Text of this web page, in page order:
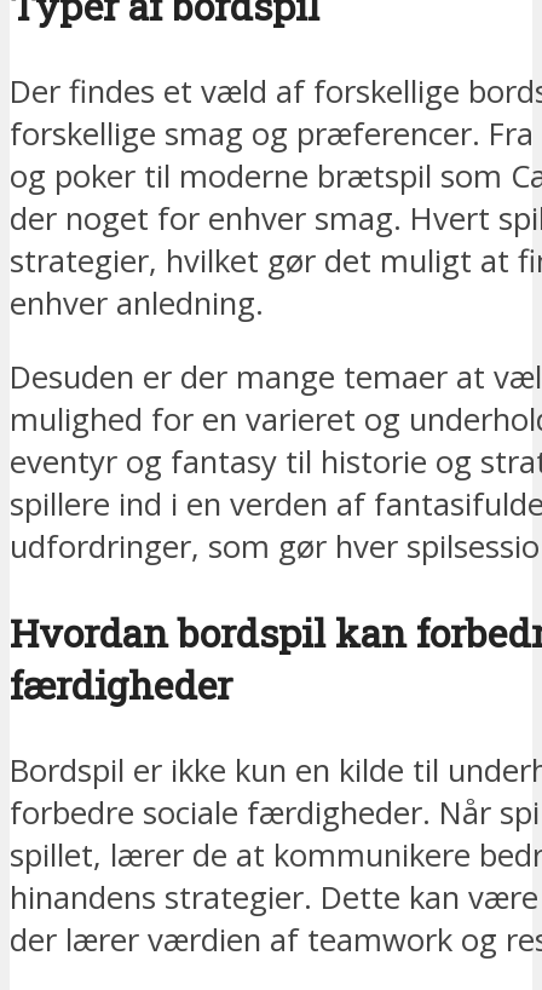
Der findes et væld af forskellige
forskellige smag og præferencer. Fra
og poker til moderne brætspil som
der noget for enhver smag. Hvert
strategier, hvilket gør det muligt at
enhver anledning.
Desuden er der mange temaer at
mulighed for en varieret og
eventyr og fantasy til historie og
spillere ind i en verden af
udfordringer, som gør hver
Hvordan bordspil kan
færdigheder
Bordspil er ikke kun en kilde til
forbedre sociale færdigheder. Når
spillet, lærer de at kommunikere
hinandens strategier. Dette kan
der lærer værdien af teamwork og